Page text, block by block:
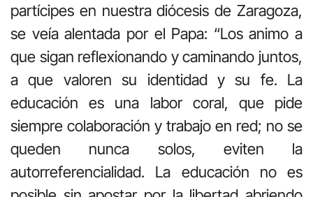
partícipes en nuestra diócesis de Zaragoza,
se veía alentada por el Papa: “Los animo a
que sigan reflexionando y caminando juntos,
a que valoren su identidad y su fe. La
educación es una labor coral, que pide
siempre colaboración y trabajo en red; no se
queden nunca solos, eviten la
autorreferencialidad. La educación no es